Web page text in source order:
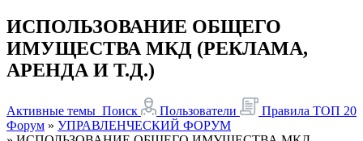
ИСПОЛЬЗОВАНИЕ ОБЩЕГО
ИМУЩЕСТВА МКД (РЕКЛАМА,
АРЕНДА И Т.Д.)
Активные темы Поиск Пользователи Правила ТОП 20
Форум » УПРАВЛЕНЧЕСКИЙ ФОРУМ